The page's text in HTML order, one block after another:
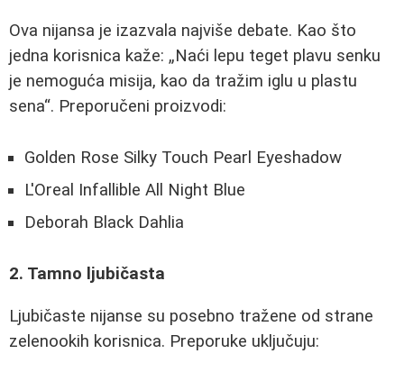
Ova nijansa je izazvala najviše debate. Kao što
jedna korisnica kaže:
Naći lepu teget plavu senku
je nemoguća misija, kao da tražim iglu u plastu
sena . Preporučeni proizvodi:
Golden Rose Silky Touch Pearl Eyeshadow
L'Oreal Infallible All Night Blue
Deborah Black Dahlia
2. Tamno ljubičasta
Ljubičaste nijanse su posebno tražene od strane
zelenookih korisnica. Preporuke uključuju: